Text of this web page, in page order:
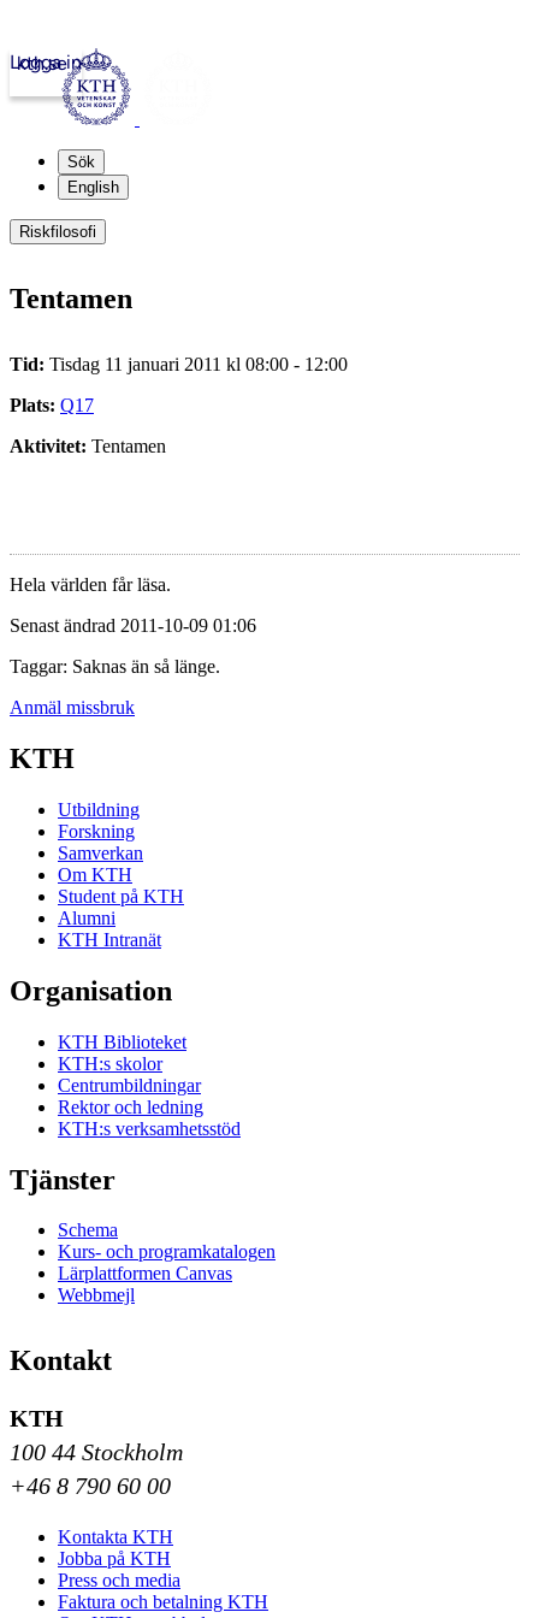
kth.se
Logga in
Sök
English
Riskfilosofi
Tentamen
Tid: Tisdag 11 januari 2011 kl 08:00 - 12:00
Plats: Q17
Aktivitet: Tentamen
Hela världen får läsa.
Senast ändrad 2011-10-09 01:06
Taggar: Saknas än så länge.
Anmäl missbruk
KTH
Utbildning
Forskning
Samverkan
Om KTH
Student på KTH
Alumni
KTH Intranät
Organisation
KTH Biblioteket
KTH:s skolor
Centrumbildningar
Rektor och ledning
KTH:s verksamhetsstöd
Tjänster
Schema
Kurs- och programkatalogen
Lärplattformen Canvas
Webbmejl
Kontakt
KTH
100 44 Stockholm
+46 8 790 60 00
Kontakta KTH
Jobba på KTH
Press och media
Faktura och betalning KTH